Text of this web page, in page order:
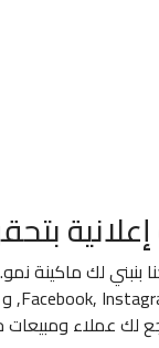
لك ماكينة
لك عملاء ومبيعات